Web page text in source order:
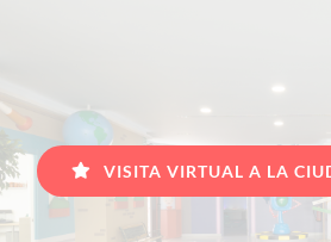
VISITA VIRTUAL A LA